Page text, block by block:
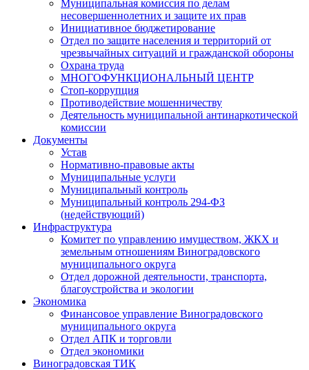
Муниципальная комиссия по делам
несовершеннолетних и защите их прав
Инициативное бюджетирование
Отдел по защите населения и территорий от
чрезвычайных ситуаций и гражданской обороны
Охрана труда
МНОГОФУНКЦИОНАЛЬНЫЙ ЦЕНТР
Стоп-коррупция
Противодействие мошенничеству
Деятельность муниципальной антинаркотической
комиссии
Документы
Устав
Нормативно-правовые акты
Муниципальные услуги
Муниципальный контроль
Муниципальный контроль 294-ФЗ
(недействующий)
Инфраструктура
Комитет по управлению имуществом, ЖКХ и
земельным отношениям Виноградовского
муниципального округа
Отдел дорожной деятельности, транспорта,
благоустройства и экологии
Экономика
Финансовое управление Виноградовского
муниципального округа
Отдел АПК и торговли
Отдел экономики
Виноградовская ТИК